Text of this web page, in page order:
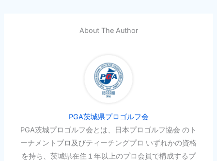
About The Author
PGA茨城県プロゴルフ会
PGA茨城プロゴルフ会とは、日本プロゴルフ協会 のト
ーナメントプロ及びティーチングプロ いずれかの資格
を持ち、茨城県在住１年以上のプロ会員で構成するプ